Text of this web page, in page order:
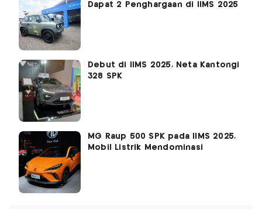
Dapat 2 Penghargaan di IIMS 2025
Debut di IIMS 2025, Neta Kantongi
328 SPK
MG Raup 500 SPK pada IIMS 2025,
Mobil Listrik Mendominasi